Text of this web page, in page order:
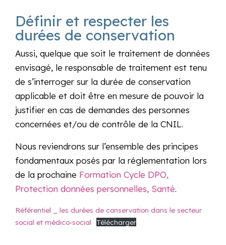
Définir et respecter les
durées de conservation
Aussi, quelque que soit le traitement de données
envisagé, le responsable de traitement est tenu
de s’interroger sur la durée de conservation
applicable et doit être en mesure de pouvoir la
justifier en cas de demandes des personnes
concernées et/ou de contrôle de la CNIL.
Nous reviendrons sur l’ensemble des principes
fondamentaux posés par la réglementation lors
de la prochaine Formation Cycle DPO,
Protection données personnelles, Santé.
Référentiel _ les durées de conservation dans le secteur
social et médico-social
Télécharger